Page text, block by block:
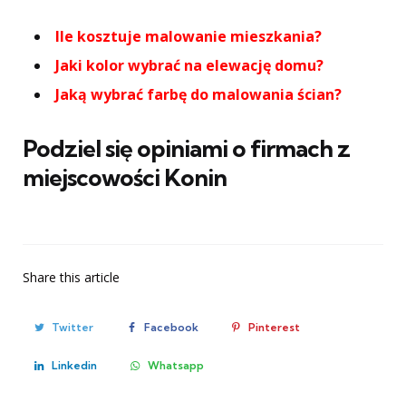
Ile kosztuje malowanie mieszkania?
Jaki kolor wybrać na elewację domu?
Jaką wybrać farbę do malowania ścian?
Podziel się opiniami o firmach z
miejscowości Konin
Share this article
Twitter Facebook Pinterest
Linkedin Whatsapp